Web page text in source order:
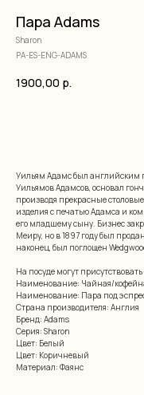
Пара Adams
Sharon
PA-ES-ENG-ADAMS
1900,00 р.
Уильям Адамс был английским
Уильямов Адамсов, основал
производя прекрасные
изделия с печатью Адамса и
его младшему сыну. Бизнес
Меиру, но в 1897 году был
наконец, был поглощен
На посуде могут
Наименование: Чайная/
Наименование: Пара под
Страна производителя: Англия
Бренд: Adams
Серия: Sharon
Цвет: Белый
Цвет: Коричневый
Материал: Фаянс